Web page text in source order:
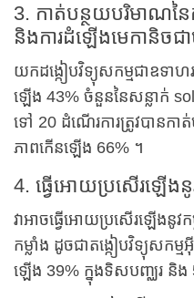
3. កាត់បន្ថយបរិមាណនៃ
និងការដំឡើងមេកានិចជា
យកដង្កៀបវិទ្យុសកម្មជាឧទា
ឡើង 43% ចំនួននៃសន្លាក់
ទៅ 20 ដំណើរការត្រូវបាន
ភាពកើនឡើង 66% ។
4. ធ្វើអោយប្រសើរឡើងនូ
វាអាចធ្វើអោយប្រសើរឡើងនូ
កម្លាំង ដូចជាតង្កៀបវិទ្យុសកម្
ឡើង 39% ក្នុងទិសបញ្ឈរ និង